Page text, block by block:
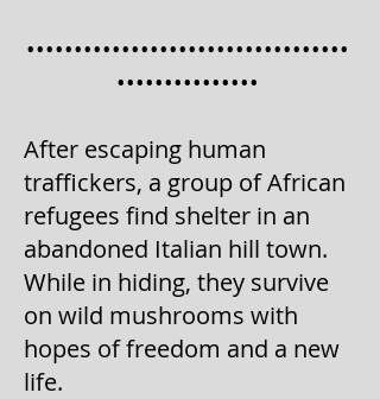
••••••••••••••••••••••••••••••••••
•••••••••••••••
After escaping human
traffickers, a group of African
refugees find shelter in an
abandoned Italian hill town.
While in hiding, they survive
on wild mushrooms with
hopes of freedom and a new
life.